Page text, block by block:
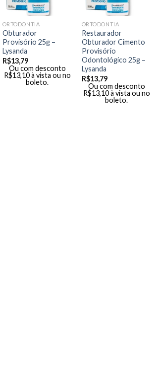
ORTODONTIA
Obturador
Provisório 25g –
Lysanda
R$13,79
Ou com desconto
R$13,10 à vista ou no
boleto.
ORTODONTIA
Restaurador
Obturador Cimento
Provisório
Odontológico 25g –
Lysanda
R$13,79
Ou com desconto
R$13,10 à vista ou no
boleto.